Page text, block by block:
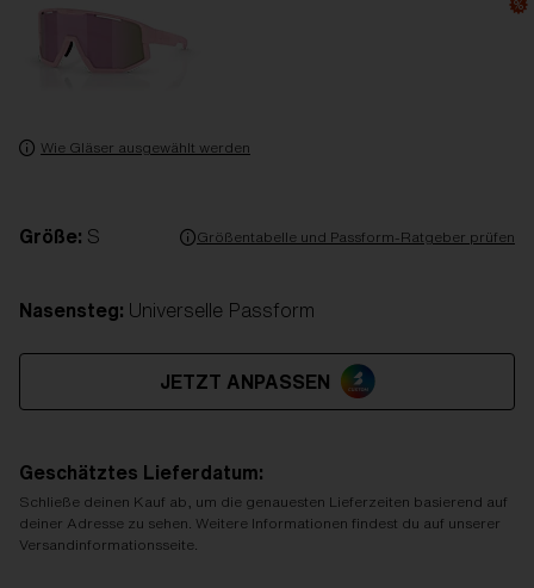
Wie Gläser ausgewählt werden
Größe: S Größentabelle und Passform-Ratgeber prüfen
Nasensteg: Universelle Passform
JETZT ANPASSEN
Geschätztes Lieferdatum:
Schließe deinen Kauf ab, um die genauesten Lieferzeiten basierend auf
deiner Adresse zu sehen. Weitere Informationen findest du auf unserer
Versandinformationsseite.